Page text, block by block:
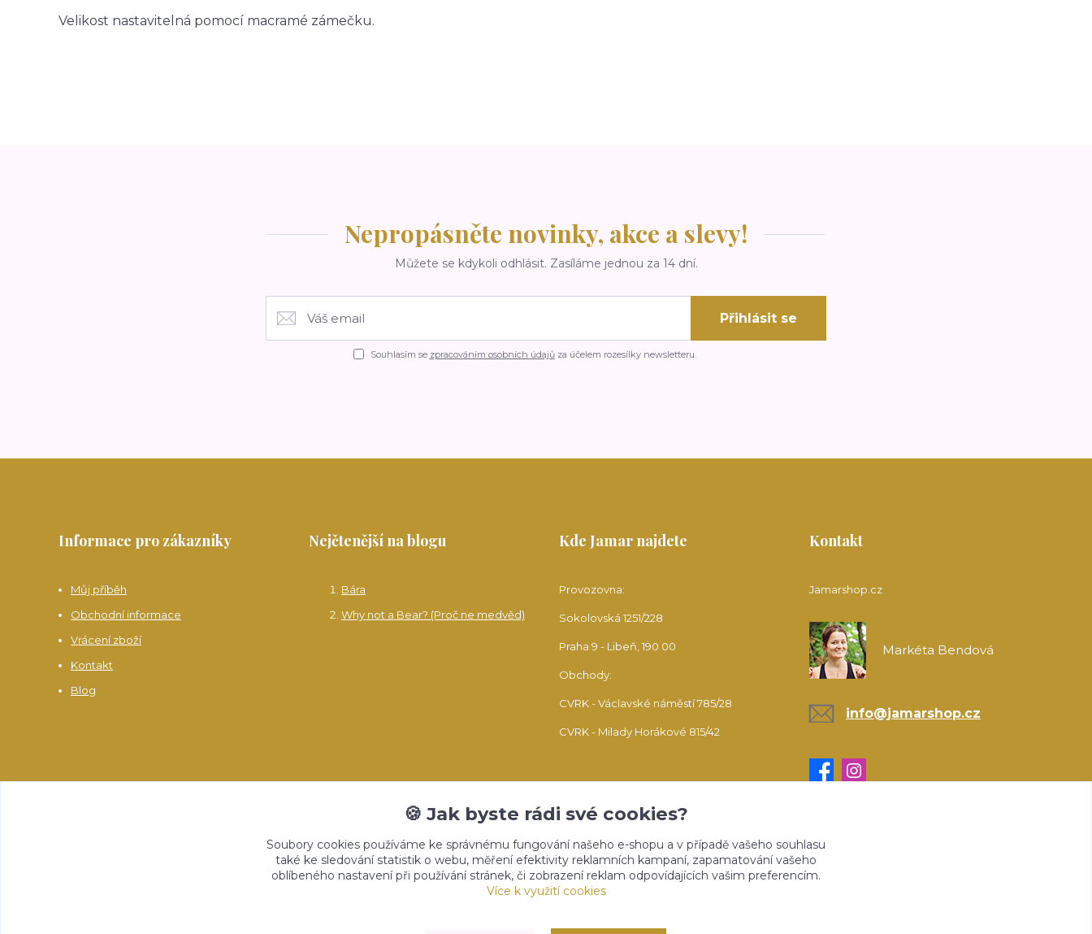
Velikost nastavitelná pomocí macramé zámečku.
Nepropásněte novinky, akce a slevy!
Můžete se kdykoli odhlásit. Zasíláme jednou za 14 dní.
Přihlásit se
Souhlasím se zpracováním osobních údajůza účelem rozesílky newsletteru.
Informace pro zákazníky
Můj příběh
Obchodní informace
Vrácení zboží
Kontakt
Blog
Nejčtenější na blogu
Bára
Why not a Bear? (Proč ne medvěd)
Kde Jamar najdete
Provozovna:
Sokolovská 1251/228
Praha 9 - Libeň, 190 00
Obchody:
CVRK - Václavské náměstí 785/28
CVRK - Milady Horákové 815/42
Kontakt
Jamarshop.cz
Markéta Bendová
info@jamarshop.cz
Upravit sběr cookies.
🍪 Jak byste rádi své cookies?
Soubory cookies používáme ke správnému fungování našeho e-shopu a v případě vašeho souhlasu
také ke sledování statistik o webu, měření efektivity reklamních kampaní, zapamatování vašeho
oblíbeného nastavení při používání stránek, či zobrazení reklam odpovídajících vašim preferencím.
Více k využití cookies